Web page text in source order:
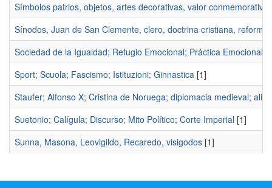
Símbolos patrios, objetos, artes decorativas, valor
Sínodos, Juan de San Clemente, clero, doctrina cristiana, reforma
Sociedad de la Igualdad; Refugio Emocional; Práctica Emocional;
Sport; Scuola; Fascismo; Istituzioni; Ginnastica [1]
Staufer; Alfonso X; Cristina de Noruega; diplomacia medieval;
Suetonio; Calígula; Discurso; Mito Político; Corte Imperial [1]
Sunna, Masona, Leovigildo, Recaredo, visigodos [1]